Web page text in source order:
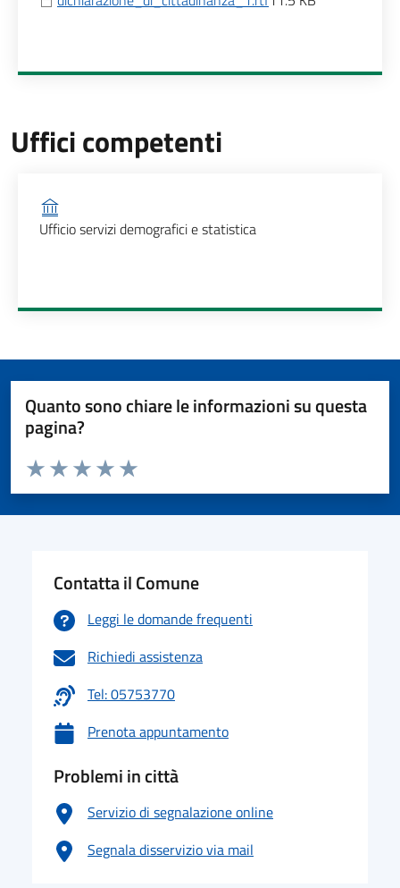
Uffici competenti
Ufficio competente
Ufficio servizi demografici e statistica
Quanto sono chiare le informazioni su questa
pagina?
Valuta da 1 a 5 stelle la pagina
Valuta 5 stelle su 5
Valuta 4 stelle su 5
Valuta 3 stelle su 5
Valuta 2 stelle su 5
Valuta 1 stelle su 5
Contatta il Comune
Leggi le domande frequenti
Richiedi assistenza
Tel: 05753770
Prenota appuntamento
Problemi in città
Servizio di segnalazione online
Segnala disservizio via mail